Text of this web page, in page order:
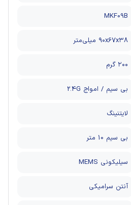
MKF09B
۹۰x۶۷x۳۸ میلی‌متر
۲۰۰ گرم
بی سیم / امواج 2.4G
لایتنینگ
بی سیم 10 متر
سیلیکونی MEMS
آنتن سرامیکی